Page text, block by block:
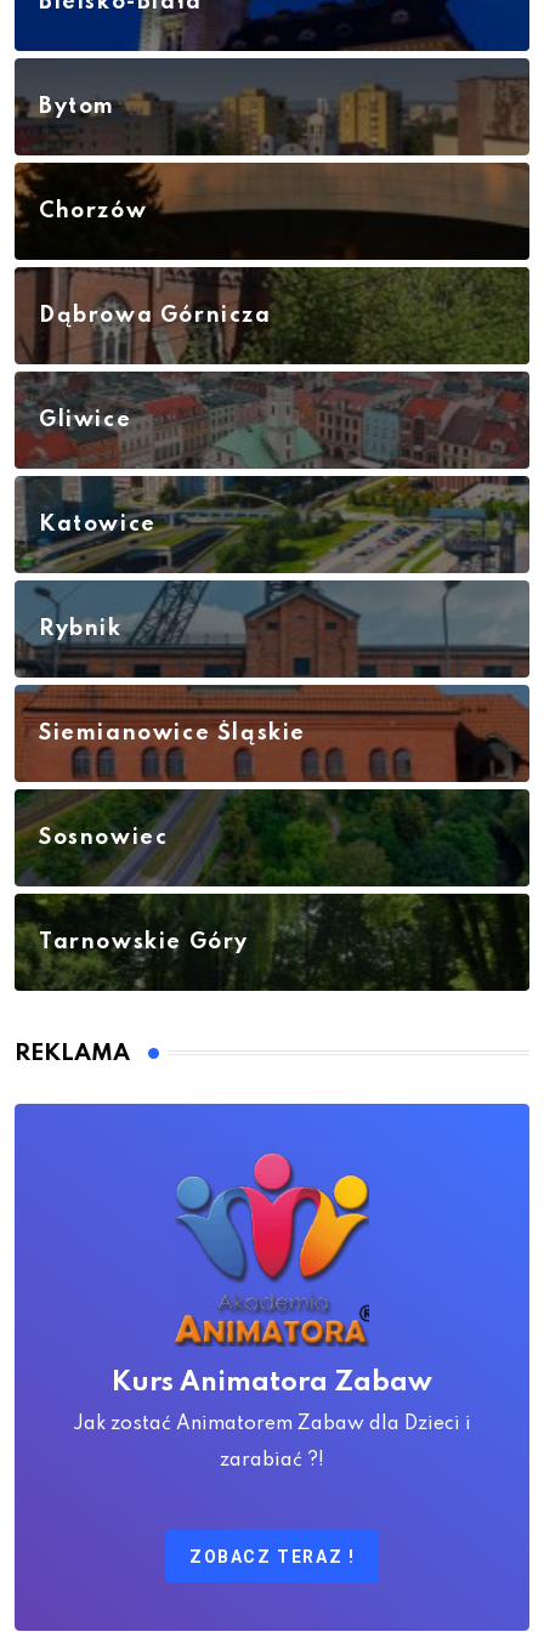
Bytom
Chorzów
Dąbrowa Górnicza
Gliwice
Katowice
Rybnik
Siemianowice Śląskie
Sosnowiec
Tarnowskie Góry
REKLAMA
Kurs Animatora Zabaw
Jak zostać Animatorem Zabaw dla Dzieci i
zarabiać ?!
ZOBACZ TERAZ !